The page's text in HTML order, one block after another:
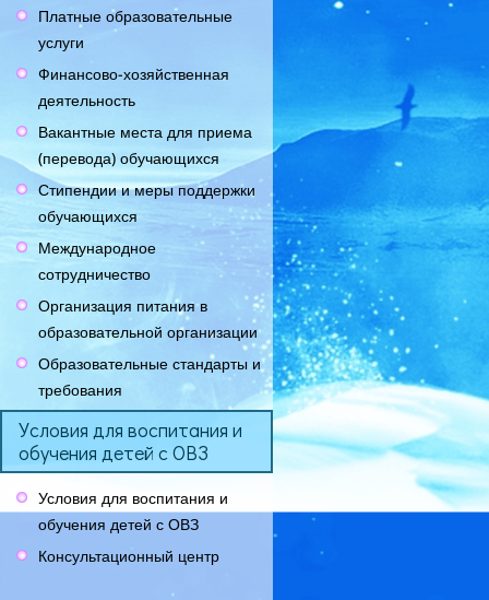
Платные образовательные
услуги
Финансово-хозяйственная
деятельность
Вакантные места для приема
(перевода) обучающихся
Стипендии и меры поддержки
обучающихся
Международное
сотрудничество
Организация питания в
образовательной организации
Образовательные стандарты и
требования
Условия для воспитания и
обучения детей с ОВЗ
Условия для воспитания и
обучения детей с ОВЗ
Консультационный центр